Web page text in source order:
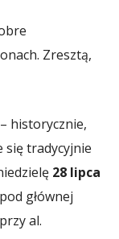
Zresztą,
historycznie,
się tradycyjnie
28 lipca
głównej
al.